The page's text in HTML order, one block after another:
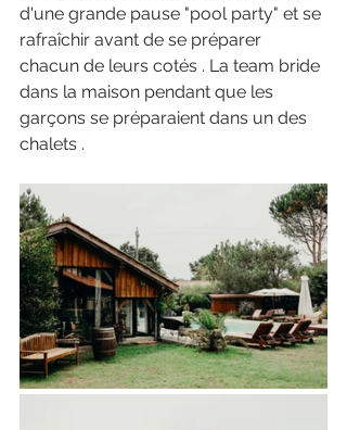
d'une grande pause "pool party" et se
rafraîchir avant de se préparer
chacun de leurs cotés . La team bride
dans la maison pendant que les
garçons se préparaient dans un des
chalets .